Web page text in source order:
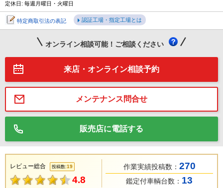
定休日: 毎週月曜日・火曜日
特定商取引法の表記 認証工場・指定工場とは
オンライン相談可能！ご相談ください
来店・オンライン相談予約
メンテナンス問合せ
販売店に電話する
レビュー総合 投稿数:19
4.8
作業実績投稿数： 270
鑑定付車輌台数： 13